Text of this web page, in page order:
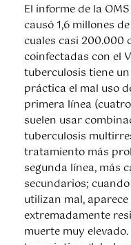
El informe de la
causó 1,6 millones
cuales casi 200.000
coinfectadas con el
tuberculosis tiene
práctica el mal uso
primera línea
suelen usar
tuberculosis
tratamiento más
segunda línea, más
secundarios;
utilizan mal,
extremadamente
muerte muy